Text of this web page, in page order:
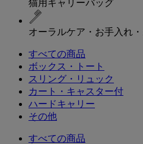
猫用キャリーバッグ
オーラルケア・お手入れ
すべての商品
ボックス・トート
スリング・リュック
カート・キャスター付
ハードキャリー
その他
すべての商品